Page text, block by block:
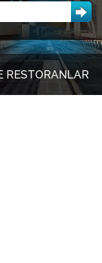
RESTORANLAR